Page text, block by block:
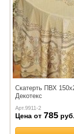
Скатерть ПВХ
Декотекс
Арт.9911-2
Цена от 785 руб.